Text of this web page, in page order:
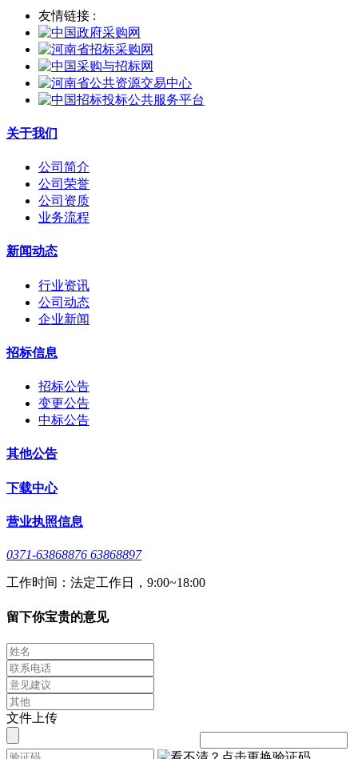
友情链接 :
关于我们
公司简介
公司荣誉
公司资质
业务流程
新闻动态
行业资讯
公司动态
企业新闻
招标信息
招标公告
变更公告
中标公告
其他公告
下载中心
营业执照信息
0371-63868876 63868897
工作时间：法定工作日，9:00~18:00
留下你宝贵的意见
文件上传